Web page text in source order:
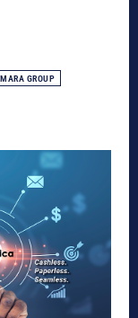
MARA GROUP